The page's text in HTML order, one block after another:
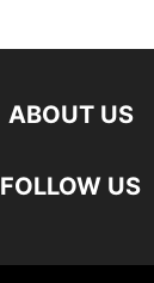
ABOUT US
FOLLOW US